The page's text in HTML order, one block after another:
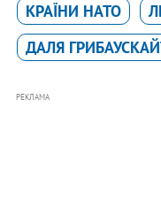
КРАЇНИ НАТО
ДАЛЯ
РЕКЛАМА